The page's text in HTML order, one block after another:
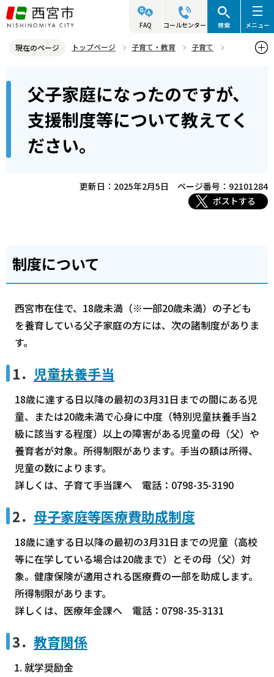
こ
の
ジ
す
FAQ コールセンター 検索 メニュー
現在のページ トップページ 子育て・教育
子育て
父子家庭になったのですが、支援制度等について教えてください。
ら
父子家庭になったのですが、
支援制度等について教えてく
ださい。
更新日：2025年2月5日
ページ番号：92101284
ポストする
制度について
西宮市在住で、18歳未満（※一部20歳未満）の子ども
を養育している父子家庭の方には、次の諸制度がありま
す。
1． 児童扶養手当
18歳に達する日以降の最初の3月31日までの間にある児
童、または20歳未満で心身に中度（特別児童扶養手当2
級に該当する程度）以上の障害がある児童の母（父）や
養育者が対象。所得制限があります。手当の額は所得、
児童の数によります。
詳しくは、子育て手当課へ 電話：0798-35-3190
2． 母子家庭等医療費助成制度
18歳に達する日以降の最初の3月31日までの児童（高校
等に在学している場合は20歳まで）とその母（父）対
象。健康保険が適用される医療費の一部を助成します。
所得制限があります。
詳しくは、医療年金課へ 電話：0798-35-3131
3． 教育関係
就学奨励金